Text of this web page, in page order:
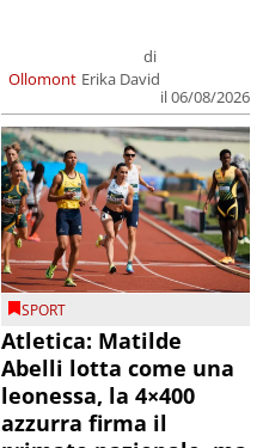
Ollomont
di
Erika David
il 06/08/2026
SPORT
Atletica: Matilde
Abelli lotta come una
leonessa, la 4×400
azzurra firma il